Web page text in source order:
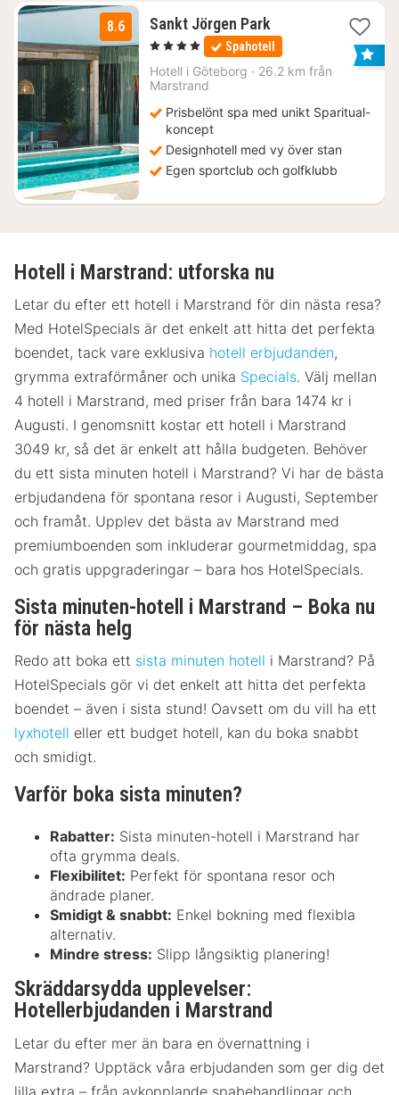
8.6 Sankt Jörgen Park1
natt
från
1700
, 4 Stjärnor Spahotell
Hotell i Göteborg · 26.2 km från
Marstrand
Prisbelönt spa med unikt Sparitual-
koncept
Designhotell med vy över stan
Egen sportclub och golfklubb
Hotell i Marstrand: utforska nu
Letar du efter ett hotell i Marstrand för din nästa resa?
Med HotelSpecials är det enkelt att hitta det perfekta
boendet, tack vare exklusiva hotell erbjudanden,
grymma extraförmåner och unika Specials. Välj mellan
4 hotell i Marstrand, med priser från bara 1474 kr i
Augusti. I genomsnitt kostar ett hotell i Marstrand
3049 kr, så det är enkelt att hålla budgeten. Behöver
du ett sista minuten hotell i Marstrand? Vi har de bästa
erbjudandena för spontana resor i Augusti, September
och framåt. Upplev det bästa av Marstrand med
premiumboenden som inkluderar gourmetmiddag, spa
och gratis uppgraderingar – bara hos HotelSpecials.
Sista minuten-hotell i Marstrand – Boka nu
för nästa helg
Redo att boka ett sista minuten hotell i Marstrand? På
HotelSpecials gör vi det enkelt att hitta det perfekta
boendet – även i sista stund! Oavsett om du vill ha ett
lyxhotell eller ett budget hotell, kan du boka snabbt
och smidigt.
Varför boka sista minuten?
Rabatter: Sista minuten-hotell i Marstrand har
ofta grymma deals.
Flexibilitet: Perfekt för spontana resor och
ändrade planer.
Smidigt & snabbt: Enkel bokning med flexibla
alternativ.
Mindre stress: Slipp långsiktig planering!
Skräddarsydda upplevelser:
Hotellerbjudanden i Marstrand
Letar du efter mer än bara en övernattning i
Marstrand? Upptäck våra erbjudanden som ger dig det
lilla extra – från avkopplande spabehandlingar och